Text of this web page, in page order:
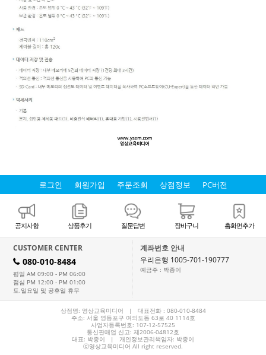
로그인 회원가입 주문조회 상점정보 PC버전
공지사항 상품후기 질문답변 장바구니 홈화면추가
CUSTOMER CENTER
H 080-010-8484
평일 AM 09:00 - PM 06:00
점심 PM 12:00 - PM 01:00
토.일요일 및 공휴일 휴무
계좌번호 안내
우리은행 1005-701-190777
예금주 : 박종이
상점명: 영상교육미디어 | 대표전화 : 080-010-8484
주소: 서울 영등포구 여의도동 63로 40 1114호
사업자등록번호: 107-12-57525
통신판매업 신고: 제2006-04812호
대표: 박종이 | 개인정보관리책임자: 박종이
ⓒ영상교육미디어 All right reserved.